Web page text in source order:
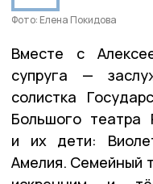
Фото: Елена Покидова
Вместе с
супруга —
солистка
Большого театра
и их дети:
Амелия. Семейный